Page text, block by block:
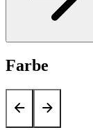
Farbe